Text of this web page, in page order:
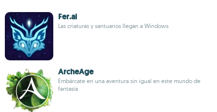
Fer.al
Las criaturas y santuarios llegan a Windows
ArcheAge
Embárcate en una aventura sin igual en este mundo de
fantasía